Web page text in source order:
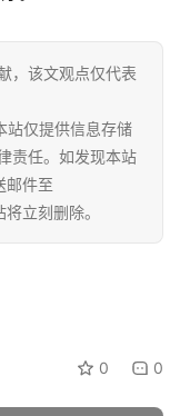
，该文观点仅代表
仅提供信息存储
责任。如发现本站
邮件至
立刻删除。
0 0